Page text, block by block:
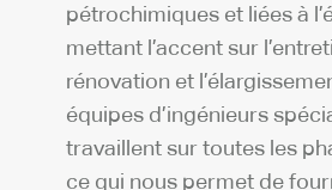
pétrochimiques et liées à
mettant l’accent sur
rénovation et
équipes d’ingénieurs
travaillent sur toutes les
ce qui nous permet de